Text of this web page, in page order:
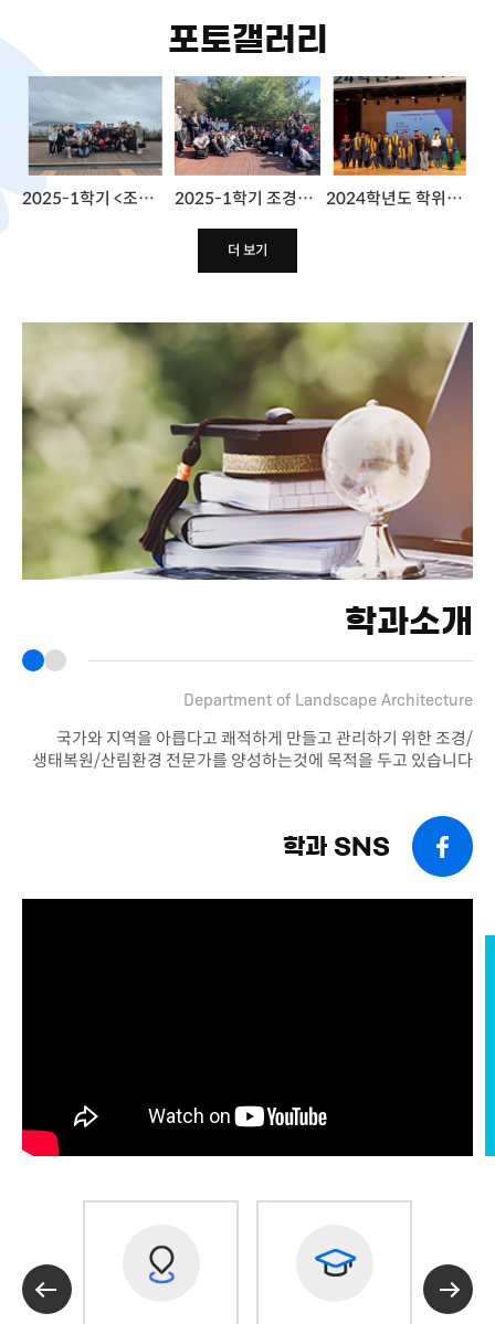
포토갤러리
2025-1학기 <조경미학> 수업 부산타워 견학 2025-1학기 조경수목학실습 화명수목원 2024학년도 학위수여식
더 보기
학과소개
Department of Landscape Architecture
국가와 지역을 아릅다고 쾌적하게 만들고 관리하기 위한 조경/
생태복원/산림환경 전문가를 양성하는것에 목적을 두고 있습니다
학과 SNS